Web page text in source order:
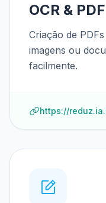
OCR &
Criação de
imagens ou
facilmente.
https://